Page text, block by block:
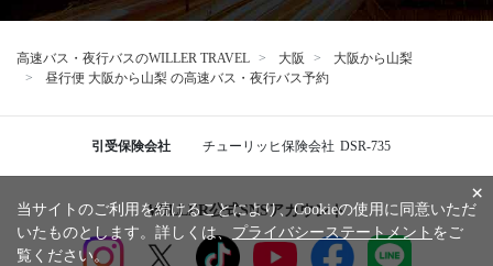
高速バス・夜行バスのWILLER TRAVEL 大阪
大阪から山梨
昼行便 大阪から山梨 の高速バス・夜行バス予約
引受保険会社 チューリッヒ保険会社 DSR-735
WILLER公式SNSアカウント
×
当サイトのご利用を続けることにより、Cookieの使用に同意いただ
いたものとします。詳しくは、 プライバシーステートメント をご
覧ください。